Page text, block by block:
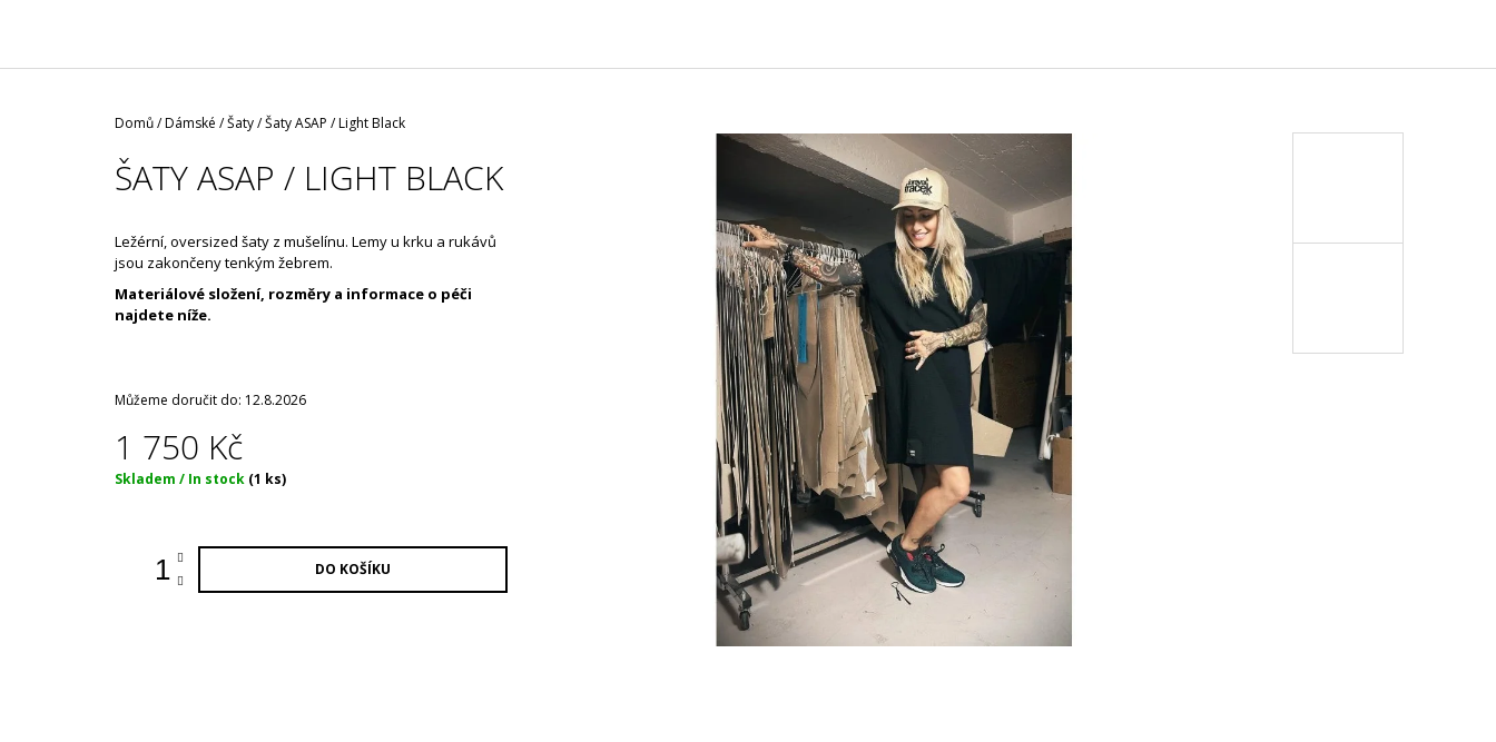
Domů/Dámské /Šaty/Šaty ASAP / Light Black
ŠATY ASAP / LIGHT BLACK
Ležérní, oversized šaty z mušelínu. Lemy u krku a rukávů
jsou zakončeny tenkým žebrem.
Materiálové složení, rozměry a informace o péči
najdete níže.
Můžeme doručit do: 12.8.2026
1 750 Kč
Měrná
Skladem / In stock (1 ks)
DO KOŠÍKU